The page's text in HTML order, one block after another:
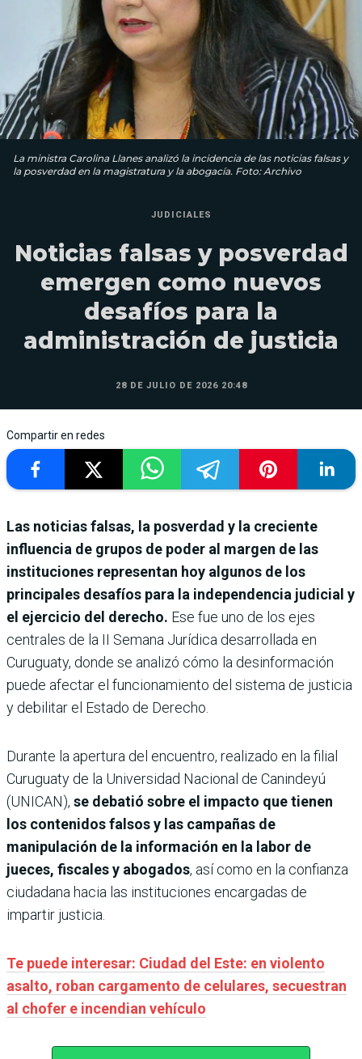
La ministra Carolina Llanes analizó la incidencia de las noticias falsas y
la posverdad en la magistratura y la abogacía. Foto: Archivo
JUDICIALES
Noticias falsas y posverdad
emergen como nuevos
desafíos para la
administración de justicia
28 DE JULIO DE 2026 20:48
Compartir en redes
Las noticias falsas, la posverdad y la creciente
influencia de grupos de poder al margen de las
instituciones representan hoy algunos de los
principales desafíos para la independencia judicial y
el ejercicio del derecho. Ese fue uno de los ejes
centrales de la II Semana Jurídica desarrollada en
Curuguaty, donde se analizó cómo la desinformación
puede afectar el funcionamiento del sistema de justicia
y debilitar el Estado de Derecho.
Durante la apertura del encuentro, realizado en la filial
Curuguaty de la Universidad Nacional de Canindeyú
(UNICAN), se debatió sobre el impacto que tienen
los contenidos falsos y las campañas de
manipulación de la información en la labor de
jueces, fiscales y abogados, así como en la confianza
ciudadana hacia las instituciones encargadas de
impartir justicia.
Te puede interesar: Ciudad del Este: en violento
asalto, roban cargamento de celulares, secuestran
al chofer e incendian vehículo